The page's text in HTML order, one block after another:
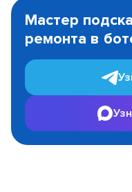
1
Мастер
ремонта в